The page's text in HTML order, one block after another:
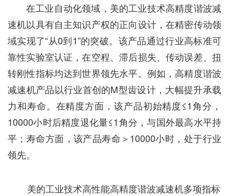
在工业自动化领域，美的工业技术高精度谐波减
速机以具有自主知识产权的正向设计，在精密传动领
域实现了“从0到1”的突破。该产品通过行业高标准可
靠性实验室认证，在空程、滞后损失、传动误差、扭
转刚性指标均达到世界领先水平。例如，高精度谐波
减速机产品以行业首创的M型齿设计，大幅提升承载
力和寿命。在精度方面，该产品初始精度≤1角分，
10000小时后精度退化量≤1角分，与国外最高水平持
平；寿命方面，该产品寿命＞10000小时，处于行业
领先。
美的工业技术高性能高精度谐波减速机多项指标